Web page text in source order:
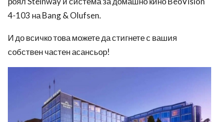
4-103 на Bang & Olufsen.
И до всичко това можете да стигнете с вашия
собствен частен асансьор!